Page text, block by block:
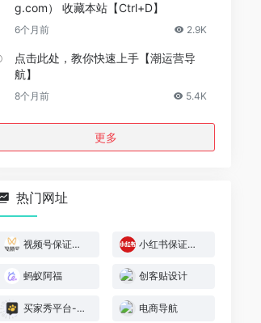
g.com） 收藏本站【Ctrl+D】
6个月前 2.9K
点击此处，教你快速上手【潮运营导
航】
8个月前 5.4K
更多
热门网址
视频号保证金规则 小红书保证金规则
蚂蚁阿福 创客贴设计
买家秀平台-模特喵喵 电商导航